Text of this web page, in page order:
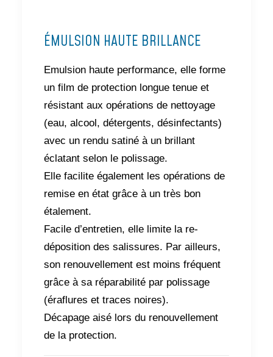
ÉMULSION HAUTE BRILLANCE
Emulsion haute performance, elle forme
un film de protection longue tenue et
résistant aux opérations de nettoyage
(eau, alcool, détergents, désinfectants)
avec un rendu satiné à un brillant
éclatant selon le polissage.
Elle facilite également les opérations de
remise en état grâce à un très bon
étalement.
Facile d’entretien, elle limite la re-
déposition des salissures. Par ailleurs,
son renouvellement est moins fréquent
grâce à sa réparabilité par polissage
(éraflures et traces noires).
Décapage aisé lors du renouvellement
de la protection.